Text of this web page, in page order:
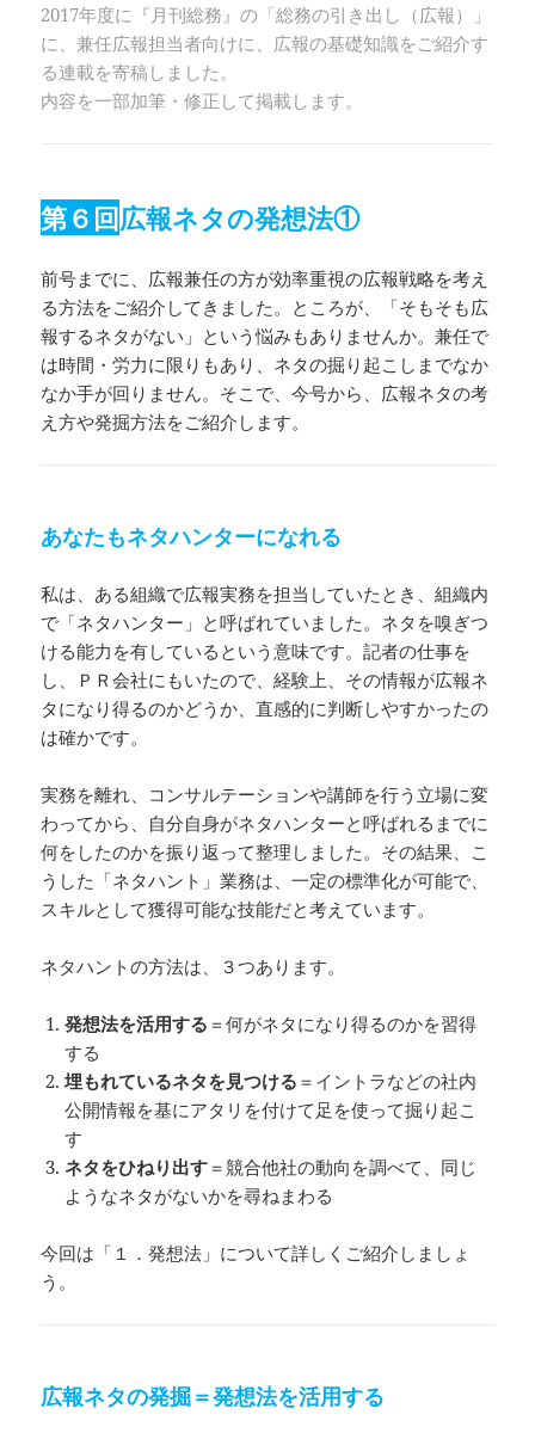
2017年度に『月刊総務』の「総務の引き出し（広報）」
に、兼任広報担当者向けに、広報の基礎知識をご紹介す
る連載を寄稿しました。
内容を一部加筆・修正して掲載します。
第６回広報ネタの発想法①
前号までに、広報兼任の方が効率重視の広報戦略を考え
る方法をご紹介してきました。ところが、「そもそも広
報するネタがない」という悩みもありませんか。兼任で
は時間・労力に限りもあり、ネタの掘り起こしまでなか
なか手が回りません。そこで、今号から、広報ネタの考
え方や発掘方法をご紹介します。
あなたもネタハンターになれる
私は、ある組織で広報実務を担当していたとき、組織内
で「ネタハンター」と呼ばれていました。ネタを嗅ぎつ
ける能力を有しているという意味です。記者の仕事を
し、ＰＲ会社にもいたので、経験上、その情報が広報ネ
タになり得るのかどうか、直感的に判断しやすかったの
は確かです。
実務を離れ、コンサルテーションや講師を行う立場に変
わってから、自分自身がネタハンターと呼ばれるまでに
何をしたのかを振り返って整理しました。その結果、こ
うした「ネタハント」業務は、一定の標準化が可能で、
スキルとして獲得可能な技能だと考えています。
ネタハントの方法は、３つあります。
発想法を活用する ＝何がネタになり得るのかを習得
する
埋もれているネタを見つける ＝イントラなどの社内
公開情報を基にアタリを付けて足を使って掘り起こ
す
ネタをひねり出す＝競合他社の動向を調べて、同じ
ようなネタがないかを尋ねまわる
今回は「１．発想法」について詳しくご紹介しましょ
う。
広報ネタの発掘＝発想法を活用する